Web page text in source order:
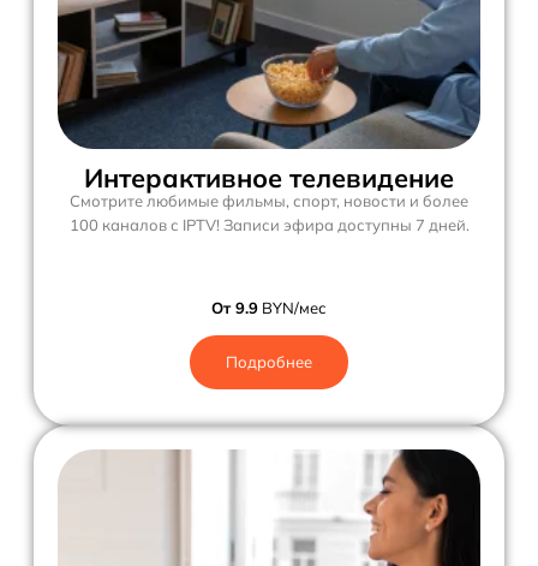
Интерактивное телевидение
Смотрите любимые фильмы, спорт, новости и более
100 каналов с IPTV! Записи эфира доступны 7 дней.
От 9.9 BYN/мес
Подробнее